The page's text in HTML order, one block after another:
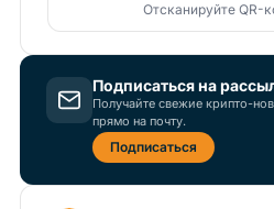
Отсканируйте QR-
Подписаться на
Получайте свежие крипто-
прямо на почту.
Подписаться